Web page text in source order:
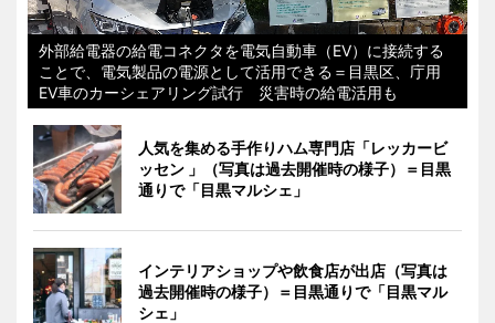
外部給電器の給電コネクタを電気自動車（EV）に接続する
ことで、電気製品の電源として活用できる＝目黒区、庁用
EV車のカーシェアリング試行 災害時の給電活用も
人気を集める手作りハム専門店「レッカービ
ッセン 」（写真は過去開催時の様子）＝目黒
通りで「目黒マルシェ」
インテリアショップや飲食店が出店（写真は
過去開催時の様子）＝目黒通りで「目黒マル
シェ」